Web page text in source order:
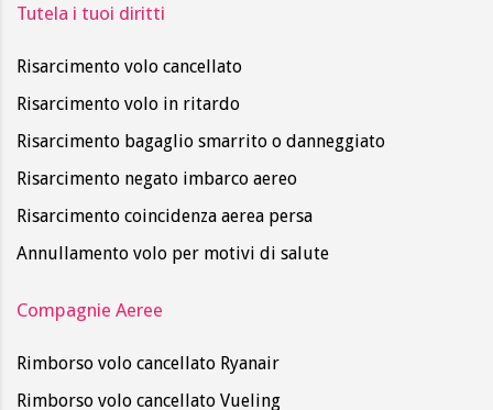
Tutela i tuoi diritti
Risarcimento volo cancellato
Risarcimento volo in ritardo
Risarcimento bagaglio smarrito o danneggiato
Risarcimento negato imbarco aereo
Risarcimento coincidenza aerea persa
Annullamento volo per motivi di salute
Compagnie Aeree
Rimborso volo cancellato Ryanair
Rimborso volo cancellato Vueling